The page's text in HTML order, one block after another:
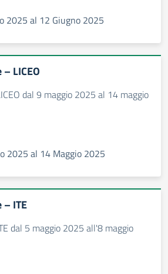
2025 al 12 Giugno 2025
LICEO
dal 9 maggio 2025 al 14 maggio
2025 al 14 Maggio 2025
ITE
dal 5 maggio 2025 all'8 maggio